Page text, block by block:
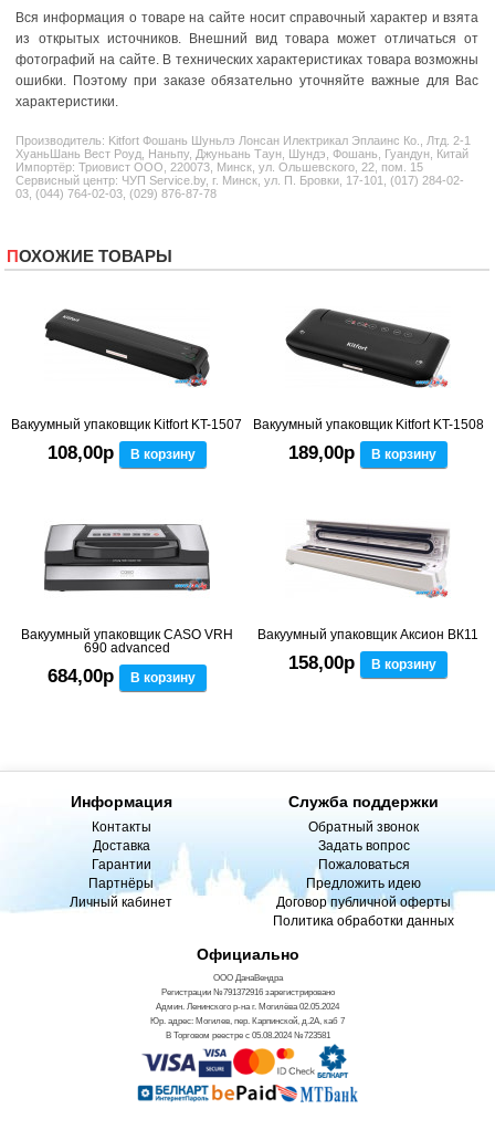
Вся информация о товаре на сайте носит справочный характер и взята
из открытых источников. Внешний вид товара может отличаться от
фотографий на сайте. В технических характеристиках товара возможны
ошибки. Поэтому при заказе обязательно уточняйте важные для Вас
характеристики.
Производитель: Kitfort Фошань Шуньлэ Лонсан Илектрикал Эплаинс Ко., Лтд. 2-1
ХуаньШань Вест Роуд, Наньпу, Джуньань Таун, Шундэ, Фошань, Гуандун, Китай
Импортёр: Триовист ООО, 220073, Минск, ул. Ольшевского, 22, пом. 15
Сервисный центр: ЧУП Service.by, г. Минск, ул. П. Бровки, 17-101, (017) 284-02-
03, (044) 764-02-03, (029) 876-87-78
ПОХОЖИЕ ТОВАРЫ
Вакуумный упаковщик Kitfort KT-1507
108,00р В корзину
Вакуумный упаковщик Kitfort KT-1508
189,00р В корзину
Вакуумный упаковщик CASO VRH
690 advanced
684,00р В корзину
Вакуумный упаковщик Аксион ВК11
158,00р В корзину
Информация
Контакты
Доставка
Гарантии
Партнёры
Личный кабинет
Служба поддержки
Обратный звонок
Задать вопрос
Пожаловаться
Предложить идею
Договор публичной оферты
Политика обработки данных
Официально
ООО ДанаВендра
Регистрации №791372916 зарегистрировано
Админ. Ленинского р-на г. Могилёва 02.05.2024
Юр. адрес: Могилев, пер. Карпинской, д.2А, каб 7
В Торговом реестре с 05.08.2024 №723581